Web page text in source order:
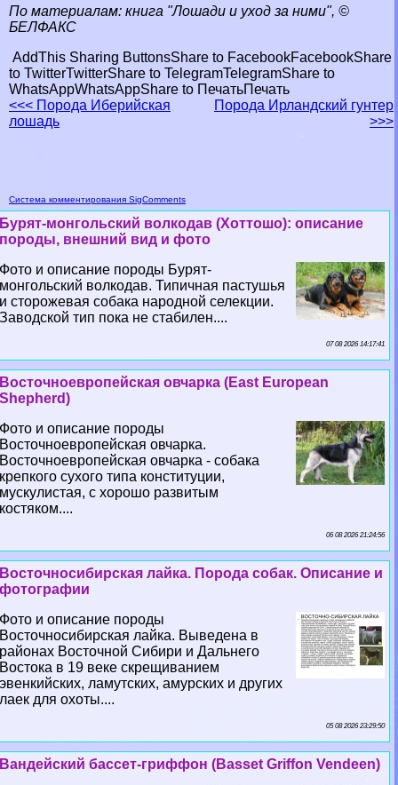
По материалам: книга "Лошади и уход за ними", ©
БЕЛФАКС
AddThis Sharing ButtonsShare to FacebookFacebookShare
to TwitterTwitterShare to TelegramTelegramShare to
WhatsAppWhatsAppShare to ПечатьПечать
<<< Порода Иберийская
лошадь
Порода Ирландский гунтер
>>>
Система комментирования SigComments
Бурят-монгольский волкодав (Хоттошо): описание
породы, внешний вид и фото
Фото и описание породы Бурят-
монгольский волкодав. Типичная пастушья
и сторожевая собака народной селекции.
Заводской тип пока не стабилен....
07 08 2026 14:17:41
Восточноевропейская овчарка (East European
Shepherd)
Фото и описание породы
Восточноевропейская овчарка.
Восточноевропейская овчарка - собака
крепкого сухого типа конституции,
мускулистая, с хорошо развитым
костяком....
06 08 2026 21:24:56
Восточносибирская лайка. Порода собак. Описание и
фотографии
Фото и описание породы
Восточносибирская лайка. Выведена в
районах Восточной Сибири и Дальнего
Востока в 19 веке скрещиванием
эвенкийских, ламутских, амурских и других
лаек для охоты....
05 08 2026 23:29:50
Вандейский бассет-гриффон (Basset Griffon Vendeen)